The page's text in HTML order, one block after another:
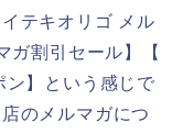
テキオリゴ メル
ガ割引セール】【
ン】という感じで
のメルマガにつ